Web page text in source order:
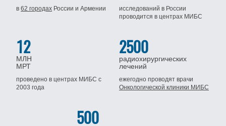
в62 городах Россиии Армении
исследований в России
проводится в центрах МИБС
12
МЛН
МРТ
проведено в центрах МИБСс
2003 года
2500
радиохирургических
лечений
ежегодно проводят врачи
Онкологической клиники МИБС
500